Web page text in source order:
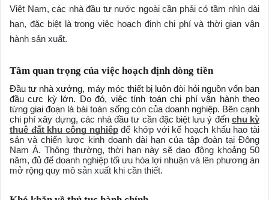
Việt Nam, các nhà đầu tư nước ngoài cần phải có tầm nhìn dài
hạn, đặc biệt là trong việc hoạch định chi phí và thời gian vận
hành sản xuất.
Tầm quan trọng của việc hoạch định dòng tiền
Đầu tư nhà xưởng, máy móc thiết bị luôn đòi hỏi nguồn vốn ban
đầu cực kỳ lớn. Do đó, việc tính toán chi phí vận hành theo
từng giai đoạn là bài toán sống còn của doanh nghiệp. Bên cạnh
chi phí xây dựng, các nhà đầu tư cần đặc biệt lưu ý đến chu kỳ
thuê đất khu công nghiệpđể khớp với kế hoạch khấu hao tài
sản và chiến lược kinh doanh dài hạn của tập đoàn tại Đông
Nam Á. Thông thường, thời hạn này sẽ dao động khoảng 50
năm, đủ để doanh nghiệp tối ưu hóa lợi nhuận và lên phương án
mở rộng quy mô sản xuất khi cần thiết.